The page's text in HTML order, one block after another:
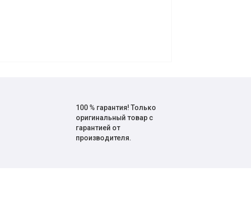
100 % гарантия! Только
оригинальный товар с
гарантией от
производителя.